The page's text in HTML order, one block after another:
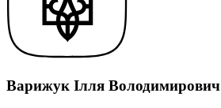
Варижук Ілля Володимирович